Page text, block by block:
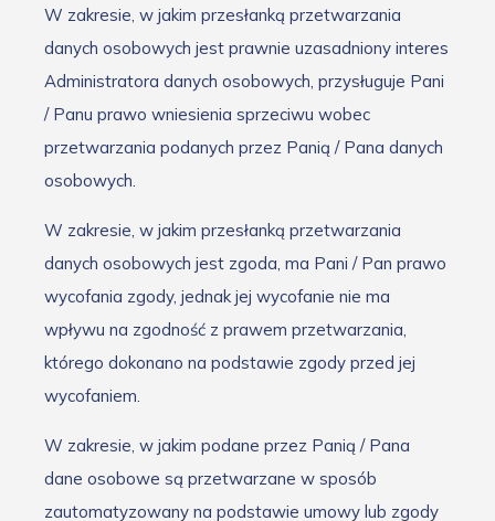
W zakresie, w jakim przesłanką przetwarzania
danych osobowych jest prawnie uzasadniony interes
Administratora danych osobowych, przysługuje Pani
/ Panu prawo wniesienia sprzeciwu wobec
przetwarzania podanych przez Panią / Pana danych
osobowych.
W zakresie, w jakim przesłanką przetwarzania
danych osobowych jest zgoda, ma Pani / Pan prawo
wycofania zgody, jednak jej wycofanie nie ma
wpływu na zgodność z prawem przetwarzania,
którego dokonano na podstawie zgody przed jej
wycofaniem.
W zakresie, w jakim podane przez Panią / Pana
dane osobowe są przetwarzane w sposób
zautomatyzowany na podstawie umowy lub zgody